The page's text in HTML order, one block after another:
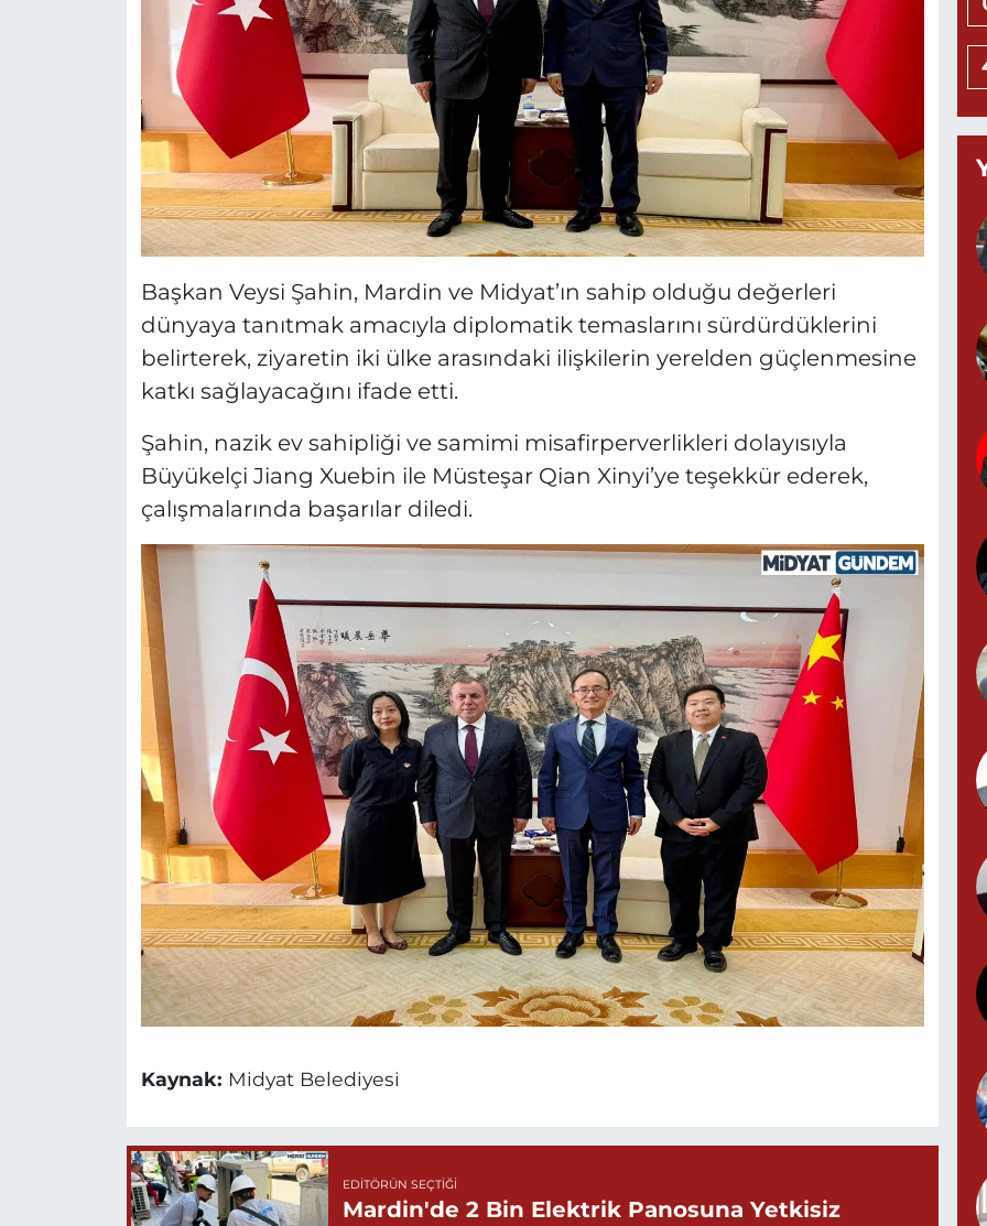
Başkan Veysi Şahin, Mardin ve Midyat’ın sahip olduğu değerleri
dünyaya tanıtmak amacıyla diplomatik temaslarını sürdürdüklerini
belirterek, ziyaretin iki ülke arasındaki ilişkilerin yerelden güçlenmesine
katkı sağlayacağını ifade etti.
Şahin, nazik ev sahipliği ve samimi misafirperverlikleri dolayısıyla
Büyükelçi Jiang Xuebin ile Müsteşar Qian Xinyi’ye teşekkür ederek,
çalışmalarında başarılar diledi.
Kaynak: Midyat Belediyesi
EDITÖRÜN SEÇTIĞI
Mardin'de 2 Bin Elektrik Panosuna Yetkisiz